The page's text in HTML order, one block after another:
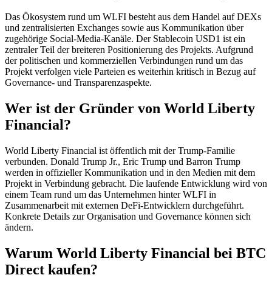
Das Ökosystem rund um WLFI besteht aus dem Handel auf DEXs
und zentralisierten Exchanges sowie aus Kommunikation über
zugehörige Social-Media-Kanäle. Der Stablecoin USD1 ist ein
zentraler Teil der breiteren Positionierung des Projekts. Aufgrund
der politischen und kommerziellen Verbindungen rund um das
Projekt verfolgen viele Parteien es weiterhin kritisch in Bezug auf
Governance- und Transparenzaspekte.
Wer ist der Gründer von World Liberty
Financial?
World Liberty Financial ist öffentlich mit der Trump-Familie
verbunden. Donald Trump Jr., Eric Trump und Barron Trump
werden in offizieller Kommunikation und in den Medien mit dem
Projekt in Verbindung gebracht. Die laufende Entwicklung wird von
einem Team rund um das Unternehmen hinter WLFI in
Zusammenarbeit mit externen DeFi-Entwicklern durchgeführt.
Konkrete Details zur Organisation und Governance können sich
ändern.
Warum World Liberty Financial bei BTC
Direct kaufen?